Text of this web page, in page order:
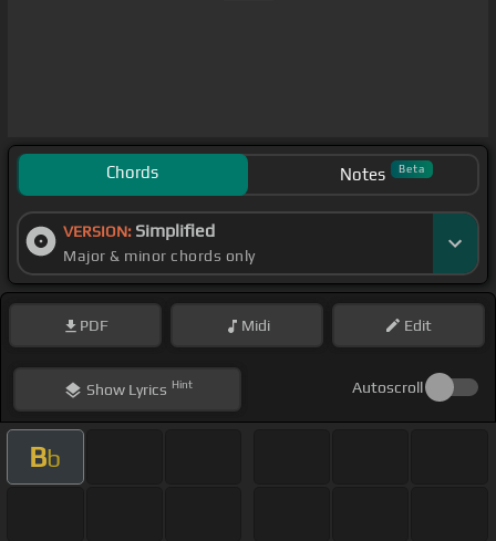
Chords Notes Beta
VERSION: Simplified
Major & minor chords only
PDF Midi Edit
ShowLyrics Hint Autoscroll
Bb